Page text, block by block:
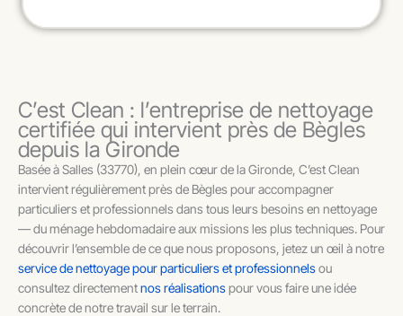
C’est Clean : l’entreprise de nettoyage
certifiée qui intervient près de Bègles
depuis la Gironde
Basée à Salles (33770), en plein cœur de la Gironde, C’est Clean
intervient régulièrement près de Bègles pour accompagner
particuliers et professionnels dans tous leurs besoins en nettoyage
— du ménage hebdomadaire aux missions les plus techniques. Pour
découvrir l’ensemble de ce que nous proposons, jetez un œil à notre
service de nettoyage pour particuliers et professionnelsou
consultez directementnos réalisationspour vous faire une idée
concrète de notre travail sur le terrain.